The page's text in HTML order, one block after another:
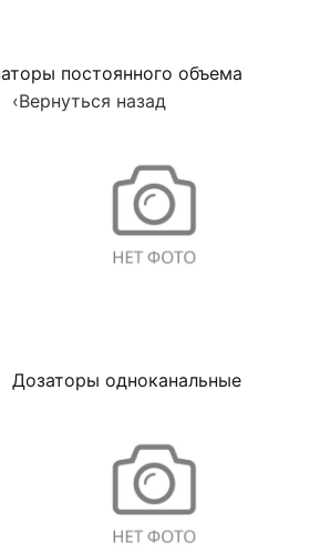
постоянного объема
‹Вернуться назад
Дозаторы одноканальные